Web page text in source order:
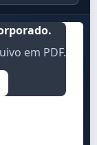
em PDF.